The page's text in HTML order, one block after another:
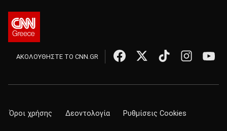
ΑΚΟΛΟΥΘΗΣΤΕ ΤΟ CNN.GR
Όροι χρήσης Δεοντολογία Ρυθμίσεις Cookies